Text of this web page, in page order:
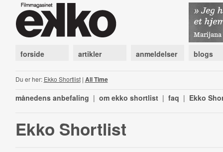
forside artikler anmeldelser blogs
Du er her: Ekko Shortlist| All Time
månedens anbefaling | om ekko shortlist | faq | Ekko
Ekko Shortlist